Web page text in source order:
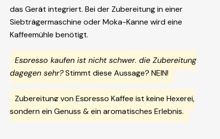
das Gerät integriert. Bei der Zubereitung in einer
Siebträgermaschine oder Moka-Kanne wird eine
Kaffeemühle benötigt.
Espresso kaufen ist nicht schwer, die Zubereitung
dagegen sehr?Stimmt diese Aussage? NEIN!
Zubereitung von Espresso Kaffee ist keine Hexerei,
sondern ein Genuss & ein aromatisches Erlebnis.